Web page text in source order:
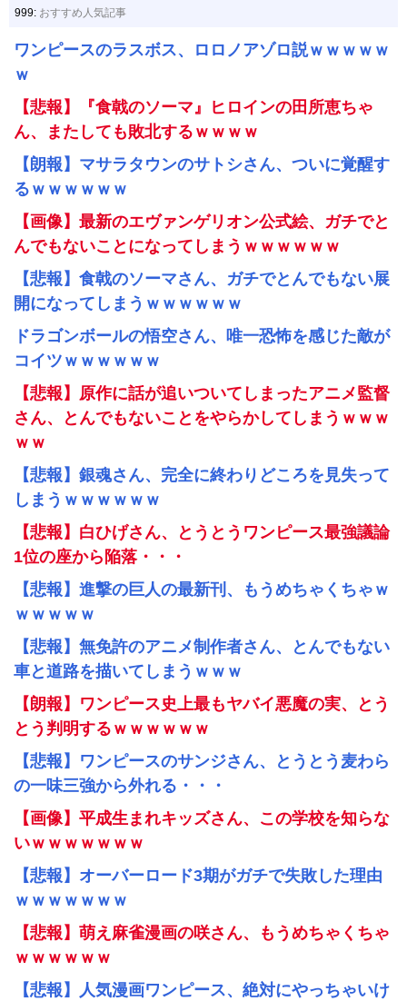
999: おすすめ人気記事
ワンピースのラスボス、ロロノアゾロ説ｗｗｗｗｗ
ｗ
【悲報】『食戟のソーマ』ヒロインの田所恵ちゃ
ん、またしても敗北するｗｗｗｗ
【朗報】マサラタウンのサトシさん、ついに覚醒す
るｗｗｗｗｗｗ
【画像】最新のエヴァンゲリオン公式絵、ガチでと
んでもないことになってしまうｗｗｗｗｗｗ
【悲報】食戟のソーマさん、ガチでとんでもない展
開になってしまうｗｗｗｗｗｗ
ドラゴンボールの悟空さん、唯一恐怖を感じた敵が
コイツｗｗｗｗｗｗ
【悲報】原作に話が追いついてしまったアニメ監督
さん、とんでもないことをやらかしてしまうｗｗｗ
ｗｗ
【悲報】銀魂さん、完全に終わりどころを見失って
しまうｗｗｗｗｗｗ
【悲報】白ひげさん、とうとうワンピース最強議論
1位の座から陥落・・・
【悲報】進撃の巨人の最新刊、もうめちゃくちゃｗ
ｗｗｗｗｗ
【悲報】無免許のアニメ制作者さん、とんでもない
車と道路を描いてしまうｗｗｗ
【朗報】ワンピース史上最もヤバイ悪魔の実、とう
とう判明するｗｗｗｗｗｗ
【悲報】ワンピースのサンジさん、とうとう麦わら
の一味三強から外れる・・・
【画像】平成生まれキッズさん、この学校を知らな
いｗｗｗｗｗｗｗ
【悲報】オーバーロード3期がガチで失敗した理由
ｗｗｗｗｗｗｗ
【悲報】萌え麻雀漫画の咲さん、もうめちゃくちゃ
ｗｗｗｗｗｗ
【悲報】人気漫画ワンピース、絶対にやっちゃいけ